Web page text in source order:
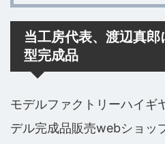
当工房代表、渡辺真
型完成品
モデルファクトリーハイギ
デル完成品販売webショッ